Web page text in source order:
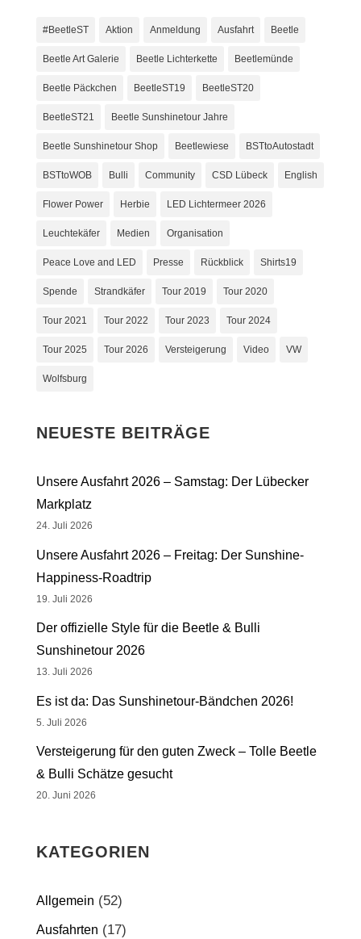
#BeetleST Aktion Anmeldung Ausfahrt Beetle
Beetle Art Galerie Beetle Lichterkette Beetlemünde
Beetle Päckchen BeetleST19 BeetleST20
BeetleST21 Beetle Sunshinetour Jahre
Beetle Sunshinetour Shop Beetlewiese BSTtoAutostadt
BSTtoWOB Bulli Community CSD Lübeck English
Flower Power Herbie LED Lichtermeer 2026
Leuchtekäfer Medien Organisation
Peace Love and LED Presse Rückblick Shirts19
Spende Strandkäfer Tour 2019 Tour 2020
Tour 2021 Tour 2022 Tour 2023 Tour 2024
Tour 2025 Tour 2026 Versteigerung Video VW
Wolfsburg
NEUESTE BEITRÄGE
Unsere Ausfahrt 2026 – Samstag: Der Lübecker
Markplatz
24. Juli 2026
Unsere Ausfahrt 2026 – Freitag: Der Sunshine-
Happiness-Roadtrip
19. Juli 2026
Der offizielle Style für die Beetle & Bulli
Sunshinetour 2026
13. Juli 2026
Es ist da: Das Sunshinetour-Bändchen 2026!
5. Juli 2026
Versteigerung für den guten Zweck – Tolle Beetle
& Bulli Schätze gesucht
20. Juni 2026
KATEGORIEN
Allgemein (52)
Ausfahrten (17)